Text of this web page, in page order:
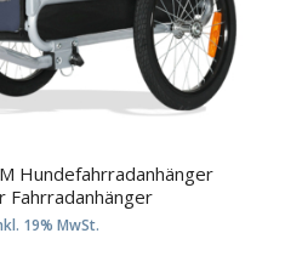
Hundefahrradanhänger
Fahrradanhänger
19% MwSt.